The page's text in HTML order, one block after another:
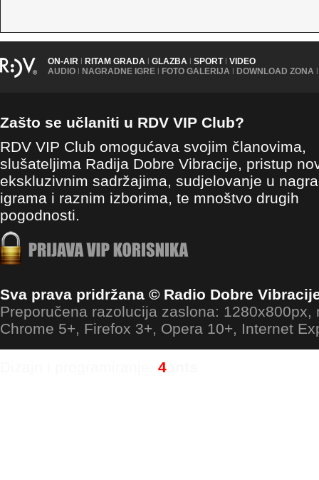
ON-AIR | RITAM GRADA | GLAZBA | SPORT | VIDEO
AUDIO | NAGRADNE IGRE | FOTO GALERIJA | DOWNLOAD ZONA |
Zašto se učlaniti u RDV VIP Club?
RDV VIP Club omogućava svojim članovima,
slušateljima Radija Dobre Vibracije, pristup
ekskluzivnim sadržajima, sudjelovanje u
igrama i raznim izborima, te mnoštvo drugih
pogodnosti.
Sva prava pridržana © Radio Dobre
Preporučena razolucija zaslona: 1280x800px,
Chrome 5+, Firefox 3+, Opera 10+, Internet
4